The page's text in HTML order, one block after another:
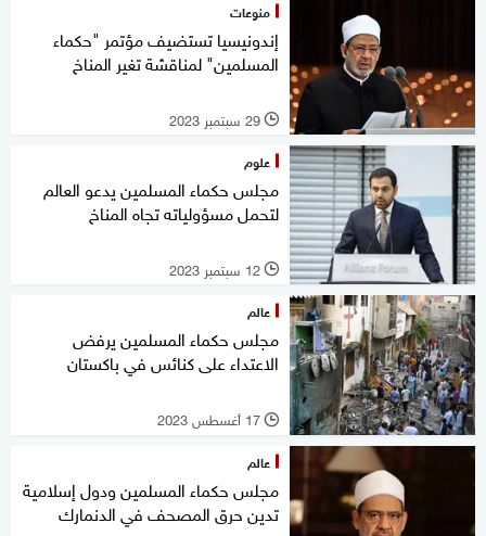
منوعات
إندونيسيا تستضيف مؤتمر "حكماء
المسلمين" لمناقشة تغير المناخ
l 29 سبتمبر 2023
علوم
مجلس حكماء المسلمين يدعو العالم
لتحمل مسؤولياته تجاه المناخ
l 12 سبتمبر 2023
عالم
مجلس حكماء المسلمين يرفض
الاعتداء على كنائس في باكستان
l 17 أغسطس 2023
عالم
مجلس حكماء المسلمين ودول إسلامية
تدين حرق المصحف في الدنمارك